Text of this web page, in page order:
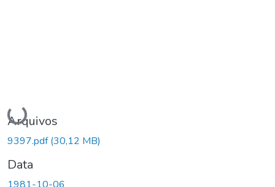
Carregando...
Arquivos
9397.pdf(30,12 MB)
Data